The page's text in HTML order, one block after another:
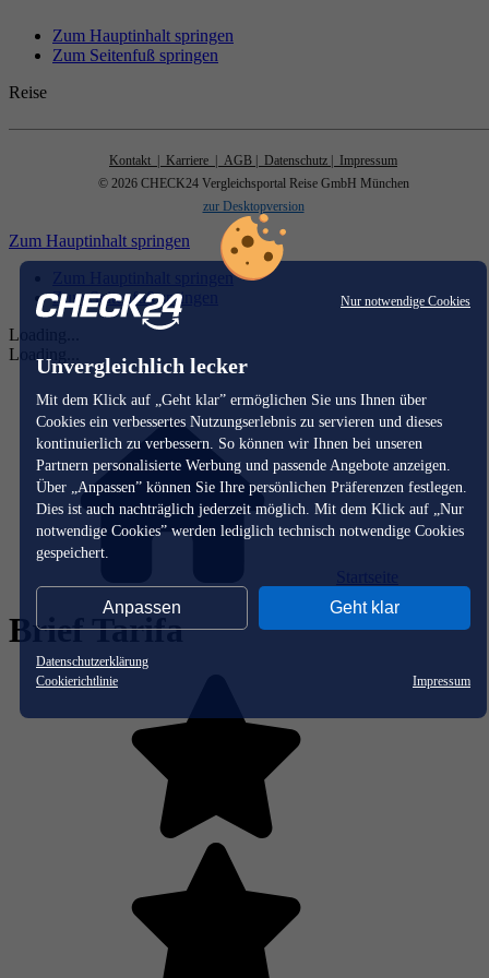
Nur notwendige Cookies
Unvergleichlich lecker
Mit dem Klick auf „Geht klar” ermöglichen Sie uns Ihnen über
Cookies ein verbessertes Nutzungserlebnis zu servieren und dieses
kontinuierlich zu verbessern. So können wir Ihnen bei unseren
Partnern personalisierte Werbung und passende Angebote anzeigen.
Über „Anpassen” können Sie Ihre persönlichen Präferenzen festlegen.
Dies ist auch nachträglich jederzeit möglich. Mit dem Klick auf „Nur
notwendige Cookies” werden lediglich technisch notwendige Cookies
gespeichert.
Anpassen Geht klar
Datenschutzerklärung
Cookierichtlinie
Impressum
Zum Hauptinhalt springen
Zum Seitenfuß springen
Reise
Kontakt | Karriere | AGB | Datenschutz
| Impressum
© 2026 CHECK24 Vergleichsportal Reise GmbH München
zur Desktopversion
Zum Hauptinhalt springen
Zum Hauptinhalt springen
Zum Seitenfuß springen
Loading...
Loading...
Brief Tarifa